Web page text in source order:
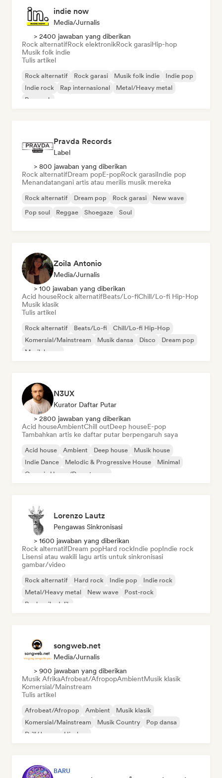
indie now
Media/Jurnalis
> 2400 jawaban yang diberikan
Rock alternatifRock elektronikRock garasiHip-hop
Musik folk indie
Tulis artikel
Rock alternatif Rock garasi Musik folk indie
Indie pop
Indie rock
Rap internasional
Metal/Heavy metal
Pop rock
Pravda Records
Label
> 800 jawaban yang diberikan
Rock alternatifDream popE-popRock garasiIndie pop
Menandatangani artis atau merilis musik mereka
Rock alternatif Dream pop Rock garasi
New wave
Pop soul
Reggae Shoegaze Soul
Zoila Antonio
Media/Jurnalis
> 100 jawaban yang diberikan
Acid houseRock alternatifBeats/Lo-fiChill/Lo-fi Hip-Hop
Musik klasik
Tulis artikel
Rock alternatif Beats/Lo-fi
Chill/Lo-fi Hip-Hop
Komersial/Mainstream
Musik dansa Disco
Dream pop
Musik house
N3UX
Kurator Daftar Putar
> 2800 jawaban yang diberikan
Acid houseAmbientChill outDeep houseE-pop
Tambahkan artis ke daftar putar berpengaruh saya
Acid house Ambient Deep house
Musik house
Indie Dance
Melodic & Progressive House
Minimal
Organic House/Downtempo
Lorenzo Lautz
Pengawas Sinkronisasi
> 1600 jawaban yang diberikan
Rock alternatifDream popHard rockIndie popIndie rock
Lisensi atau wakili lagu artis untuk sinkronisasi
gambar/video
Rock alternatif Hard rock Indie pop
Indie rock
Metal/Heavy metal
New wave
Post-rock
Rock psikedelik
songweb.net
Media/Jurnalis
> 900 jawaban yang diberikan
Musik AfrikaAfrobeat/AfropopAmbientMusik klasik
Komersial/Mainstream
Tulis artikel
Afrobeat/Afropop Ambient
Musik klasik
Komersial/Mainstream
Musik Country
Pop dansa
Drill/Jersey
Hip-hop
BARU